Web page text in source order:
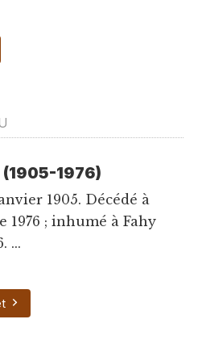
1976)
1905. Décédé à
1976 ; inhumé à Fahy
...